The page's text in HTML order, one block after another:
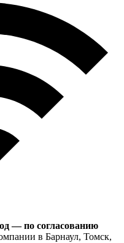
— по согласованию
в Барнаул, Томск,